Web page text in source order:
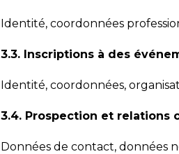
Identité, coordonnées
3.3. Inscriptions à des
Identité, coordonnées,
3.4. Prospection et relations
Données de contact, données